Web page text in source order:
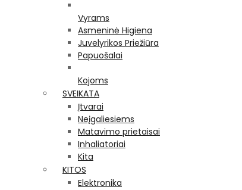
Vyrams
Asmeninė Higiena
Juvelyrikos Priežiūra
Papuošalai
Kojoms
SVEIKATA
Įtvarai
Neįgaliesiems
Matavimo prietaisai
Inhaliatoriai
Kita
KITOS
Elektronika